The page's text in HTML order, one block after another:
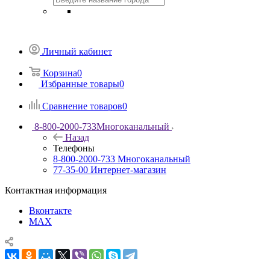
Личный кабинет
Корзина0
Избранные товары0
Сравнение товаров0
8-800-2000-733Многоканальный
Назад
Телефоны
8-800-2000-733 Многоканальный
77-35-00 Интернет-магазин
Контактная информация
Вконтакте
MAX